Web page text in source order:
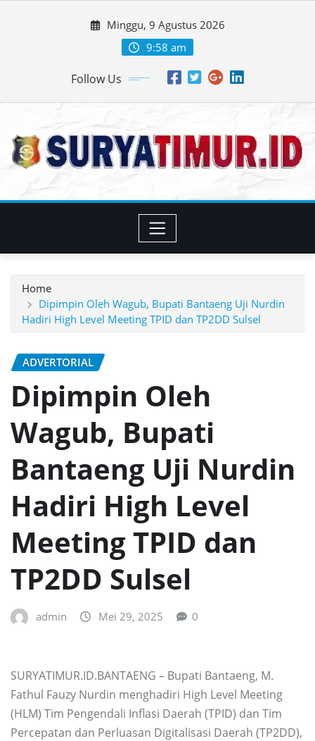
Minggu, 9 Agustus 2026
9:58 am
Follow Us
Home
Dipimpin Oleh Wagub, Bupati Bantaeng Uji Nurdin
Hadiri High Level Meeting TPID dan TP2DD Sulsel
ADVERTORIAL
Dipimpin Oleh
Wagub, Bupati
Bantaeng Uji Nurdin
Hadiri High Level
Meeting TPID dan
TP2DD Sulsel
admin Mei 29, 2025 0
SURYATIMUR.ID.BANTAENG – Bupati Bantaeng, M.
Fathul Fauzy Nurdin menghadiri High Level Meeting
(HLM) Tim Pengendali Inflasi Daerah (TPID) dan Tim
Percepatan dan Perluasan Digitalisasi Daerah (TP2DD),